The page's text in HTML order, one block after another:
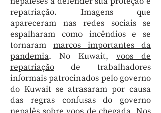
repatriação. Imagens que
apareceram nas redes sociais se
espalharam como incêndios e se
tornaram marcos importantes da
pandemia. No Kuwait, voos de
repatriação de trabalhadores
informais patrocinados pelo governo
do Kuwait se atrasaram por causa
das regras confusas do governo